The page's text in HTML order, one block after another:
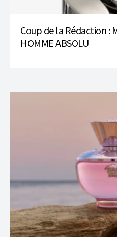
Coup de la Rédaction :
HOMME ABSOLU